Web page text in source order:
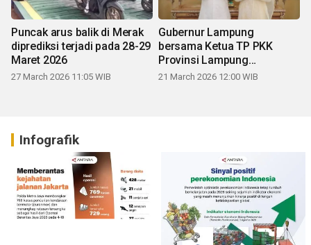
Puncak arus balik di Merak
diprediksi terjadi pada 28-29
Maret 2026
27 March 2026 11:05 WIB
Gubernur Lampung
bersama Ketua TP PKK
Provinsi Lampung
mengucapkan Selamat Hari
21 March 2026 12:00 WIB
Infografik